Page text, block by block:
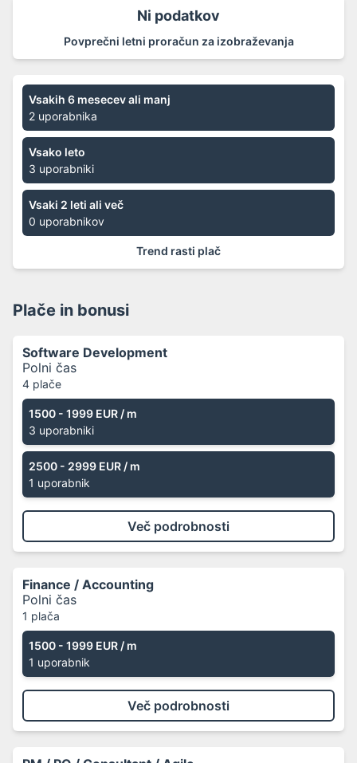
Ni podatkov
Povprečni letni proračun za izobraževanja
Vsakih 6 mesecev ali manj
2 uporabnika
Vsako leto
3 uporabniki
Vsaki 2 leti ali več
0 uporabnikov
Trend rasti plač
Plače in bonusi
Software Development
Polni čas
4 plače
1500 - 1999 EUR / m
3 uporabniki
2500 - 2999 EUR / m
1 uporabnik
Več podrobnosti
Finance / Accounting
Polni čas
1 plača
1500 - 1999 EUR / m
1 uporabnik
Več podrobnosti